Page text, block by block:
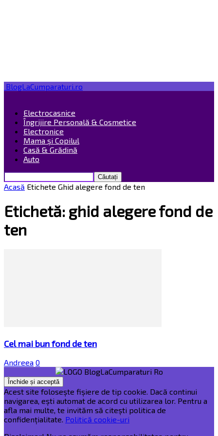
BlogLaCumparaturi.ro
Electrocasnice
Îngrijire Personală & Cosmetice
Electronice
Mama și Copilul
Casă & Grădină
Auto
Acasă Etichete Ghid alegere fond de ten
Etichetă: ghid alegere fond de
ten
Cel mai bun fond de ten
Andreea 0
Acest site folosește fișiere de tip cookie. Dacă continui
navigarea, ești automat de acord cu utilizarea lor. Pentru a
afla mai multe, te invităm să citești politica de
confidențialitate. Politică cookie-uri